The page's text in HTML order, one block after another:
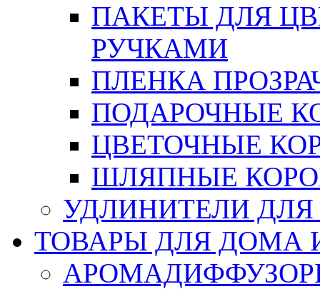
ПАКЕТЫ ДЛЯ
РУЧКАМИ
ПЛЕНКА
ПОДАРОЧНЫЕ
ЦВЕТОЧНЫЕ
ШЛЯПНЫЕ
УДЛИНИТЕЛИ
ТОВАРЫ ДЛЯ ДОМА